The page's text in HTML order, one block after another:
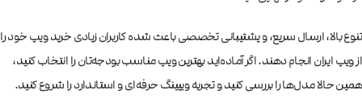
تنوع بالا، ارسال سریع، و پشتیبانی تخصصی باعث شده کاربران زیادی خرید ویپ خود را
از ویپ ایران انجام دهند. اگر آماده‌اید بهترین ویپ مناسب بودجه‌تان را انتخاب کنید،
همین حالا مدل‌ها را بررسی کنید و تجربه ویپینگ حرفه‌ای و استاندارد را شروع کنید.